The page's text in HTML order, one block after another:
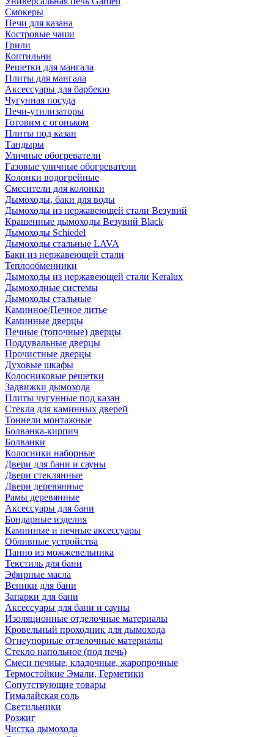
Смокеры
Печи для казана
Костровые чаши
Грили
Коптильни
Решетки для мангала
Плиты для мангала
Аксессуары для барбекю
Чугунная посуда
Печи-утилизаторы
Готовим с огоньком
Плиты под казан
Тандыры
Уличные обогреватели
Газовые уличные обогреватели
Колонки водогрейные
Смесители для колонки
Дымоходы, баки для воды
Дымоходы из нержавеющей стали Везувий
Крашенные дымоходы Везувий Black
Дымоходы Schiedel
Дымоходы стальные LAVA
Баки из нержавеющей стали
Теплообменники
Дымоходы из нержавеющей стали Keralux
Дымоходные системы
Дымоходы стальные
Каминное/Печное литье
Каминные дверцы
Печные (топочные) дверцы
Поддувальные дверцы
Прочистные дверцы
Духовые шкафы
Колосниковые решетки
Задвижки дымохода
Плиты чугунные под казан
Стекла для каминных дверей
Тоннели монтажные
Болванка-кирпич
Болванки
Колосники наборные
Двери для бани и сауны
Двери стеклянные
Двери деревянные
Рамы деревянные
Аксессуары для бани
Бондарные изделия
Каминные и печные аксессуары
Обливные устройства
Панно из можжевельника
Текстиль для бани
Эфирные масла
Веники для бани
Запарки для бани
Аксессуары для бани и сауны
Изоляционные отделочные материалы
Кровельный проходник для дымохода
Огнеупорные отделочные материалы
Стекло напольное (под печь)
Смеси печные, кладочные, жаропрочные
Термостойкие Эмали, Герметики
Сопутствующие товары
Гималайская соль
Светильники
Розжиг
Чистка дымохода